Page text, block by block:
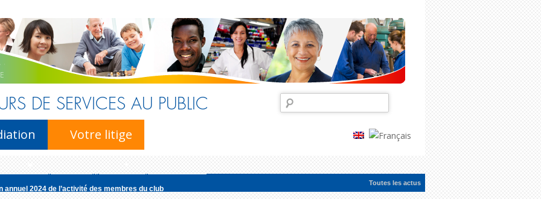
DE SERVICES AU PUBLIC Rechercher :
Skip to content
Votre litige
annuel 2024 de l’activité des membres du club Toutes les actus